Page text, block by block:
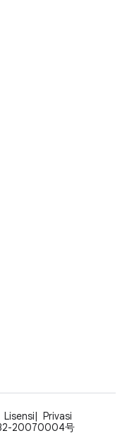
Lisensi
Privasi
20070004号